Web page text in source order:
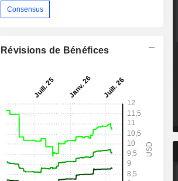
Consensus
Révisions de Bénéfices